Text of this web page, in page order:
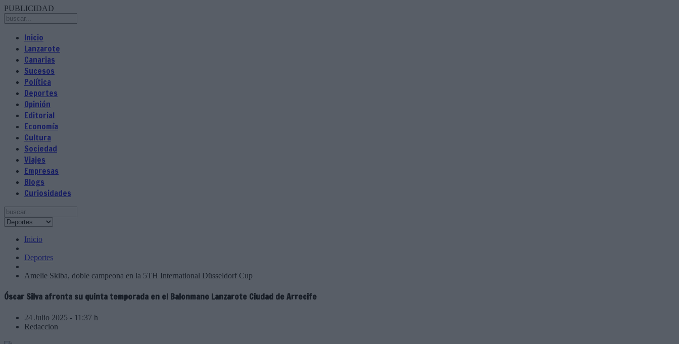
PUBLICIDAD
Inicio
Lanzarote
Canarias
Sucesos
Política
Deportes
Opinión
Editorial
Economía
Cultura
Sociedad
Viajes
Empresas
Blogs
Curiosidades
Inicio
Deportes
Amelie Skiba, doble campeona en la 5TH International Düsseldorf Cup
Óscar Silva afronta su quinta temporada en el Balonmano Lanzarote Ciudad de Arrecife
24 Julio 2025 - 11:37 h
Redaccion